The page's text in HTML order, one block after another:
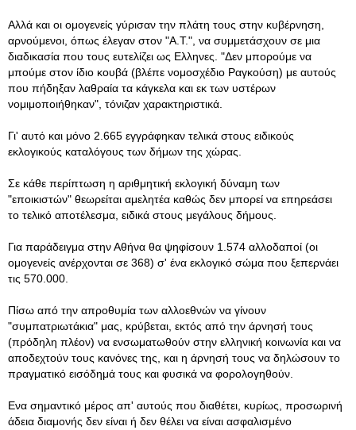
Αλλά και οι ομογενείς γύρισαν την πλάτη τους στην κυβέρνηση,
αρνούμενοι, όπως έλεγαν στον "Α.Τ.", να συμμετάσχουν σε μια
διαδικασία που τους ευτελίζει ως Ελληνες. "Δεν μπορούμε να
μπούμε στον ίδιο κουβά (βλέπε νομοσχέδιο Ραγκούση) με αυτούς
που πήδηξαν λαθραία τα κάγκελα και εκ των υστέρων
νομιμοποιήθηκαν", τόνιζαν χαρακτηριστικά.
Γι' αυτό και μόνο 2.665 εγγράφηκαν τελικά στους ειδικούς
εκλογικούς καταλόγους των δήμων της χώρας.
Σε κάθε περίπτωση η αριθμητική εκλογική δύναμη των
"εποικιστών" θεωρείται αμελητέα καθώς δεν μπορεί να επηρεάσει
το τελικό αποτέλεσμα, ειδικά στους μεγάλους δήμους.
Για παράδειγμα στην Αθήνα θα ψηφίσουν 1.574 αλλοδαποί (οι
ομογενείς ανέρχονται σε 368) σ' ένα εκλογικό σώμα που ξεπερνάει
τις 570.000.
Πίσω από την απροθυμία των αλλοεθνών να γίνουν
"συμπατριωτάκια" μας, κρύβεται, εκτός από την άρνησή τους
(πρόδηλη πλέον) να ενσωματωθούν στην ελληνική κοινωνία και να
αποδεχτούν τους κανόνες της, και η άρνησή τους να δηλώσουν το
πραγματικό εισόδημά τους και φυσικά να φορολογηθούν.
Ενα σημαντικό μέρος απ' αυτούς που διαθέτει, κυρίως, προσωρινή
άδεια διαμονής δεν είναι ή δεν θέλει να είναι ασφαλισμένο